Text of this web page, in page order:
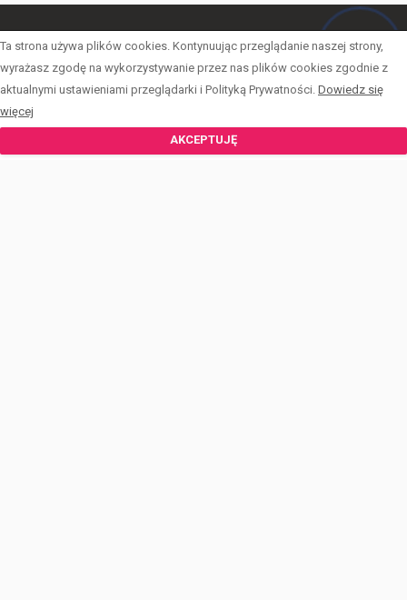
DOMY
DZIAŁKI
LOKALE UŻYTKOWE
Ta strona używa plików cookies. Kontynuując przeglądanie naszej strony,
wyrażasz zgodę na wykorzystywanie przez nas plików cookies zgodnie z
aktualnymi ustawieniami przeglądarki i Polityką Prywatności. Dowiedz się
więcej
AKCEPTUJĘ